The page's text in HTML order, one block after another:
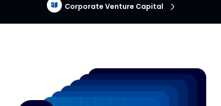
Corporate Venture Capital